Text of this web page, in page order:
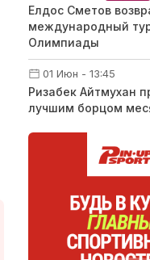
Елдос Сметов
международный
Олимпиады
01 Июн - 13:45
Ризабек Айтмухан
лучшим борцом